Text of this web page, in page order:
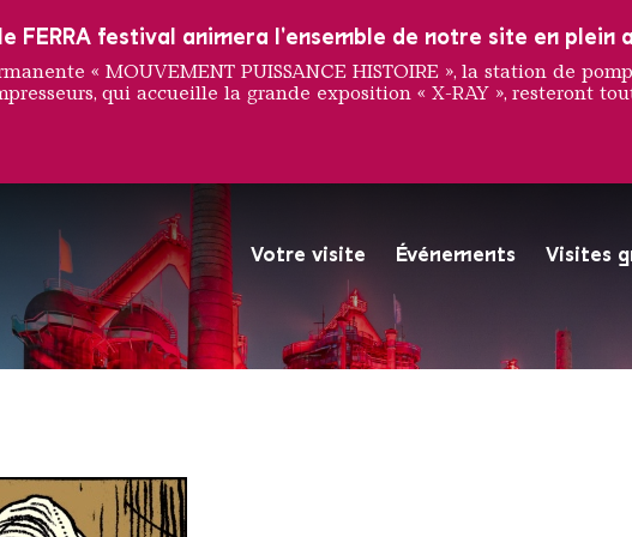
Votre visite Événements Visites
La Völklinger Hütte
Copyright: Weltkulturerbe
FERRA festival animera l'ensemble de notre site en plein
« MOUVEMENT PUISSANCE HISTOIRE », la station de
qui accueille la grande exposition « X-RAY », resteront